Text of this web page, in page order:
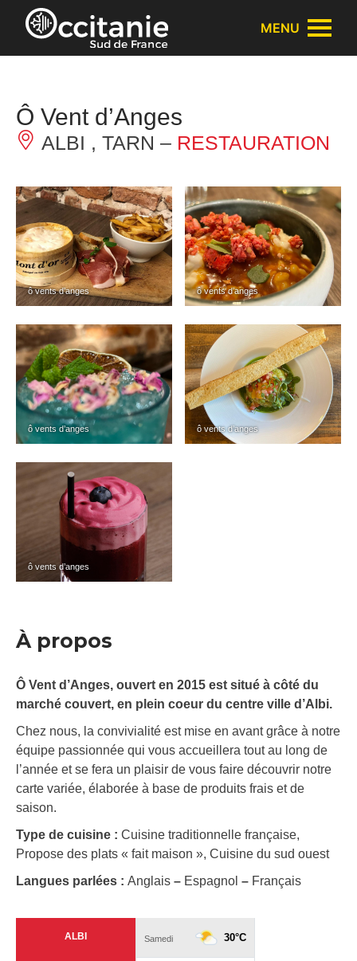
Panneau de gestion des cookies
MENU
Ô Vent d’Anges
ALBI , TARN – RESTAURATION
ô vents d’anges ô vents d’anges
ô vents d’anges ô vents d’anges
ô vents d’anges
À propos
Ô Vent d’Anges, ouvert en 2015 est situé à côté du
marché couvert, en plein coeur du centre ville d’Albi.
Chez nous, la convivialité est mise en avant grâce à notre
équipe passionnée qui vous accueillera tout au long de
l’année et se fera un plaisir de vous faire découvrir notre
carte variée, élaborée à base de produits frais et de
saison.
Type de cuisine : Cuisine traditionnelle française,
Propose des plats « fait maison », Cuisine du sud ouest
Langues parlées : Anglais – Espagnol – Français